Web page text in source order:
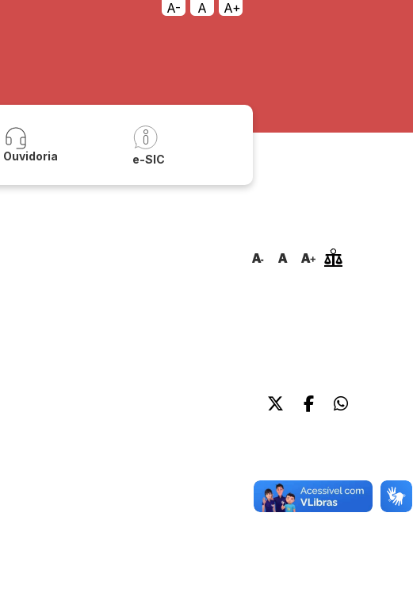
A- A
A+
Ouvidoria e-SIC